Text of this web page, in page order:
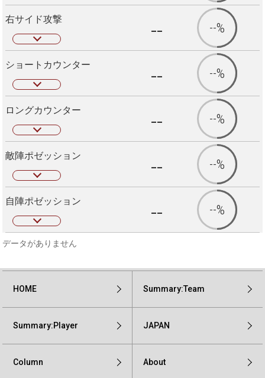
右サイド攻撃 -- --%
ショートカウンター -- --%
ロングカウンター -- --%
敵陣ポゼッション -- --%
自陣ポゼッション -- --%
データがありません
HOME Summary:Team
Summary:Player JAPAN
Column About